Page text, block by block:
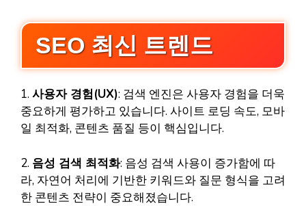
SEO 최신 트렌드
1. 사용자 경험(UX): 검색 엔진은 사용자 경험을 더욱
중요하게 평가하고 있습니다. 사이트 로딩 속도, 모바
일 최적화, 콘텐츠 품질 등이 핵심입니다.
2. 음성 검색 최적화: 음성 검색 사용이 증가함에 따
라, 자연어 처리에 기반한 키워드와 질문 형식을 고려
한 콘텐츠 전략이 중요해졌습니다.